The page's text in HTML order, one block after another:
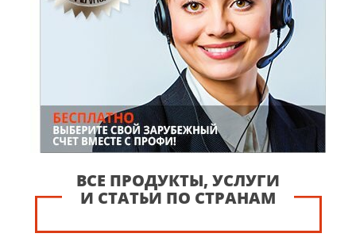
ВСЕ ПРОДУКТЫ, УСЛУГИ
И СТАТЬИ ПО СТРАНАМ